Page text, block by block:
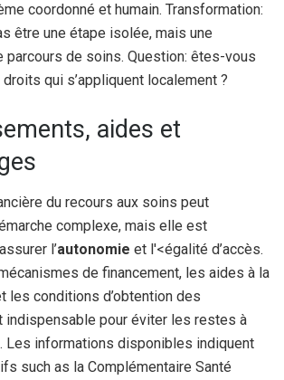
coordonné et humain. Transformation:
être une étape isolée, mais une
parcours de soins. Question: êtes-vous
qui s’appliquent localement ?
aides et
du recours aux soins peut
complexe, mais elle est
l’autonomie et l'<égalité d’accès.
de financement, les aides à la
les conditions d’obtention des
indispensable pour éviter les restes à
Les informations disponibles indiquent
such as la Complémentaire Santé